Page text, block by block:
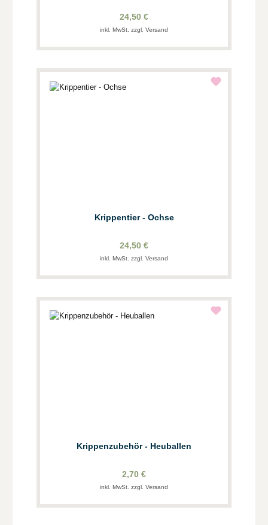
24,50 €
inkl. MwSt. zzgl. Versand
Krippentier - Ochse
24,50 €
inkl. MwSt. zzgl. Versand
Krippenzubehör - Heuballen
2,70 €
inkl. MwSt. zzgl. Versand